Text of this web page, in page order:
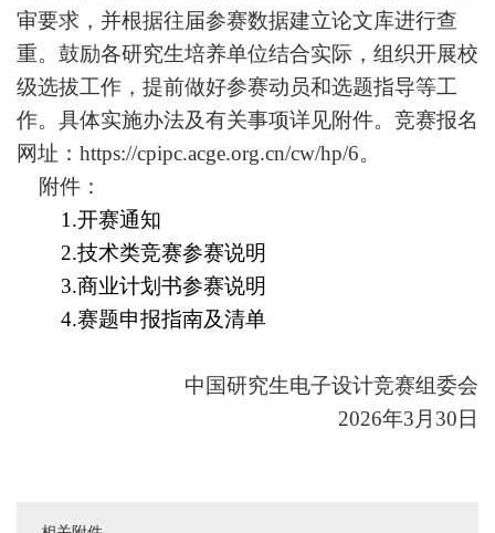
审要求，并根据往届参赛数据建立论文库进行查
重。鼓励各研究生培养单位结合实际，组织开展校
级选拔工作，提前做好参赛动员和选题指导等工
作。具体实施办法及有关事项详见附件。竞赛报名
网址：https://cpipc.acge.org.cn/cw/hp/6。
附件：
1.开赛通知
2.技术类竞赛参赛说明
3.商业计划书参赛说明
4.赛题申报指南及清单
中国研究生电子设计竞赛组委会
2026年3月30日